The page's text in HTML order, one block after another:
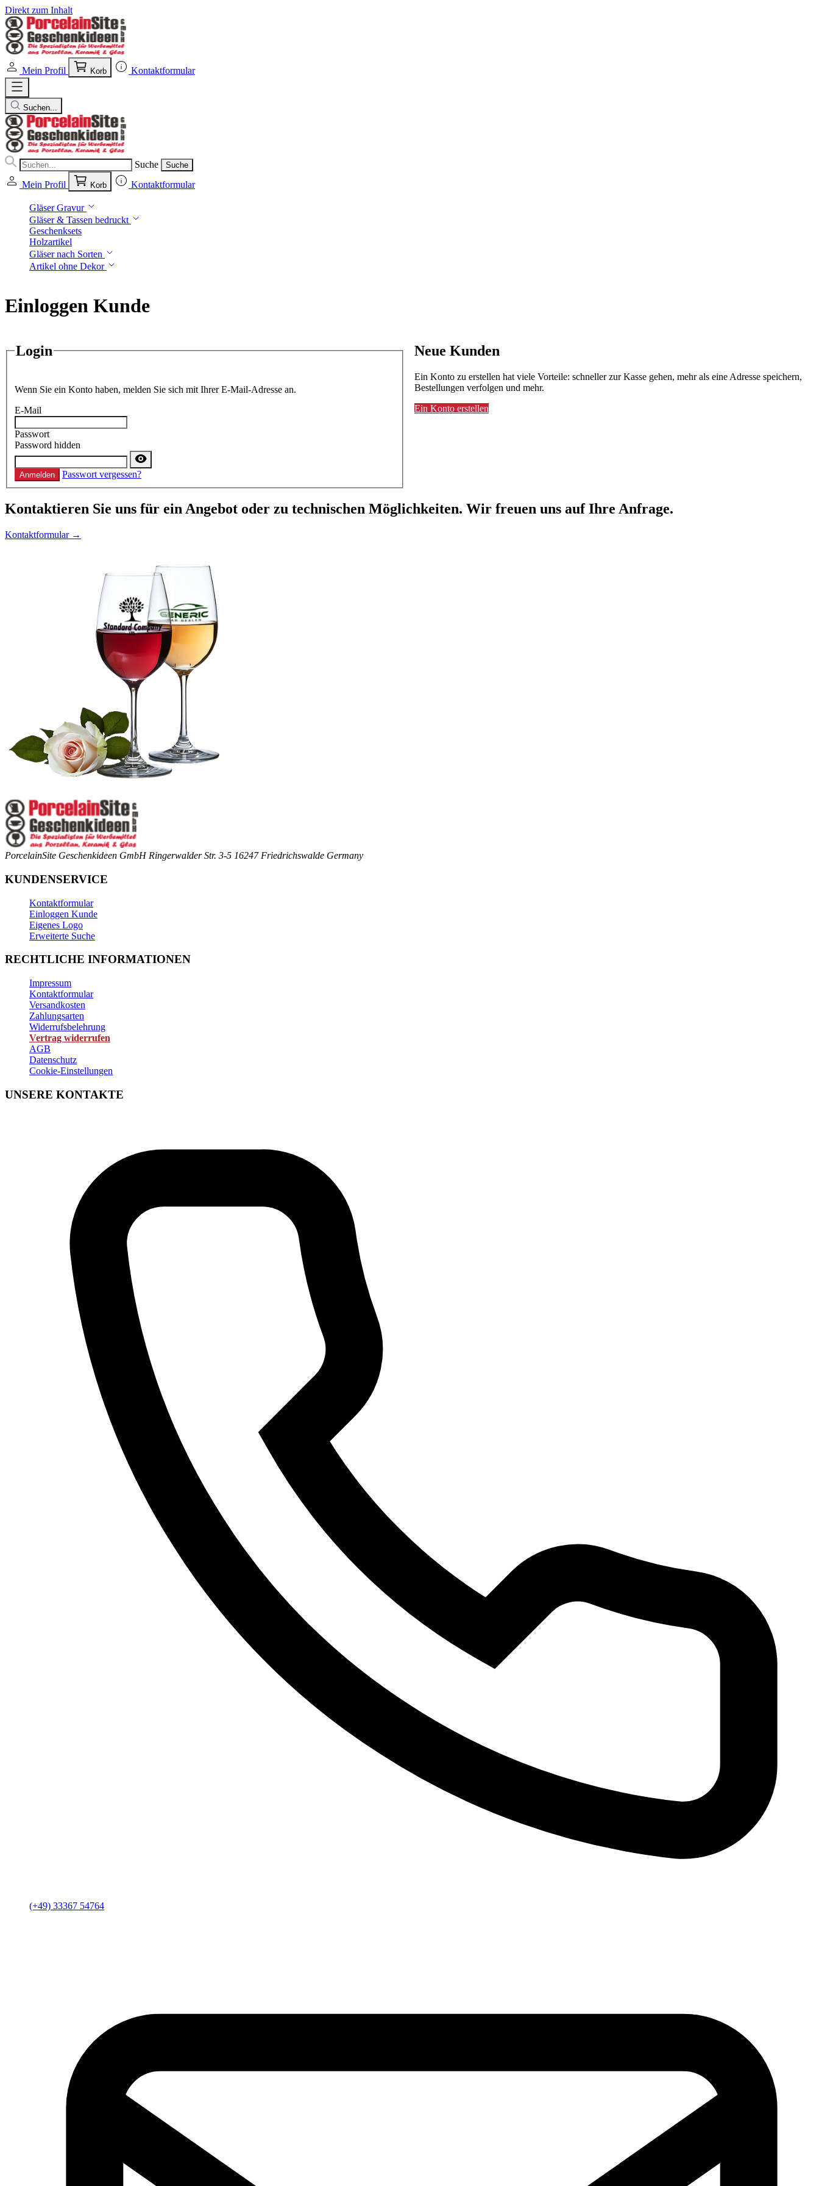
Direkt zum Inhalt
Mein Profil Korb Kontaktformular
Suchen...
Suche Suche
Mein Profil Korb Kontaktformular
Gläser Gravur
Gläser & Tassen bedruckt
Geschenksets
Holzartikel
Gläser nach Sorten
Artikel ohne Dekor
Einloggen Kunde
Login
Wenn Sie ein Konto haben, melden Sie sich mit Ihrer E-Mail-Adresse an.
E-Mail
Passwort
Password hidden
Anmelden Passwort vergessen?
Neue Kunden
Ein Konto zu erstellen hat viele Vorteile: schneller zur Kasse gehen, mehr als eine Adresse speichern,
Bestellungen verfolgen und mehr.
Ein Konto erstellen
Kontaktieren Sie uns für ein Angebot oder zu technischen Möglichkeiten. Wir freuen uns auf Ihre Anfrage.
Kontaktformular →
PorcelainSite Geschenkideen GmbH Ringerwalder Str. 3-5 16247 Friedrichswalde Germany
KUNDENSERVICE
Kontaktformular
Einloggen Kunde
Eigenes Logo
Erweiterte Suche
RECHTLICHE INFORMATIONEN
Impressum
Kontaktformular
Versandkosten
Zahlungsarten
Widerrufsbelehrung
Vertrag widerrufen
AGB
Datenschutz
Cookie-Einstellungen
UNSERE KONTAKTE
(+49) 33367 54764